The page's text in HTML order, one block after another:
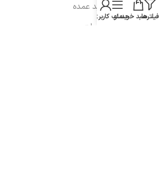
- راهنمای خرید عمده
- قوانین و مقررات
فیلترهاسبد خریدمنو
حساب کاربری من